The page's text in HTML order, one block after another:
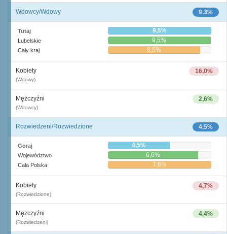
9,3%
Wdowcy/Wdowy
Tutaj 9,5%
Lubelskie 9,5%
Cały kraj 8,5%
16,0%
Kobiety
(Wdowy)
2,6%
Mężczyźni
(Wdowcy)
4,5%
Rozwiedzeni/Rozwiedzione
Goraj 4,5%
Województwo 6,6%
Cała Polska 7,6%
4,7%
Kobiety
(Rozwiedzione)
4,4%
Mężczyźni
(Rozwiedzeni)